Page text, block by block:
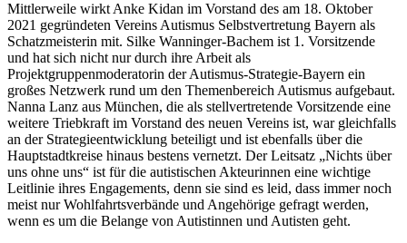
Mittlerweile wirkt Anke Kidan im Vorstand des am 18. Oktober
2021 gegründeten Vereins Autismus Selbstvertretung Bayern als
Schatzmeisterin mit. Silke Wanninger-Bachem ist 1. Vorsitzende
und hat sich nicht nur durch ihre Arbeit als
Projektgruppenmoderatorin der Autismus-Strategie-Bayern ein
großes Netzwerk rund um den Themenbereich Autismus aufgebaut.
Nanna Lanz aus München, die als stellvertretende Vorsitzende eine
weitere Triebkraft im Vorstand des neuen Vereins ist, war gleichfalls
an der Strategieentwicklung beteiligt und ist ebenfalls über die
Hauptstadtkreise hinaus bestens vernetzt. Der Leitsatz „Nichts über
uns ohne uns“ ist für die autistischen Akteurinnen eine wichtige
Leitlinie ihres Engagements, denn sie sind es leid, dass immer noch
meist nur Wohlfahrtsverbände und Angehörige gefragt werden,
wenn es um die Belange von Autistinnen und Autisten geht.